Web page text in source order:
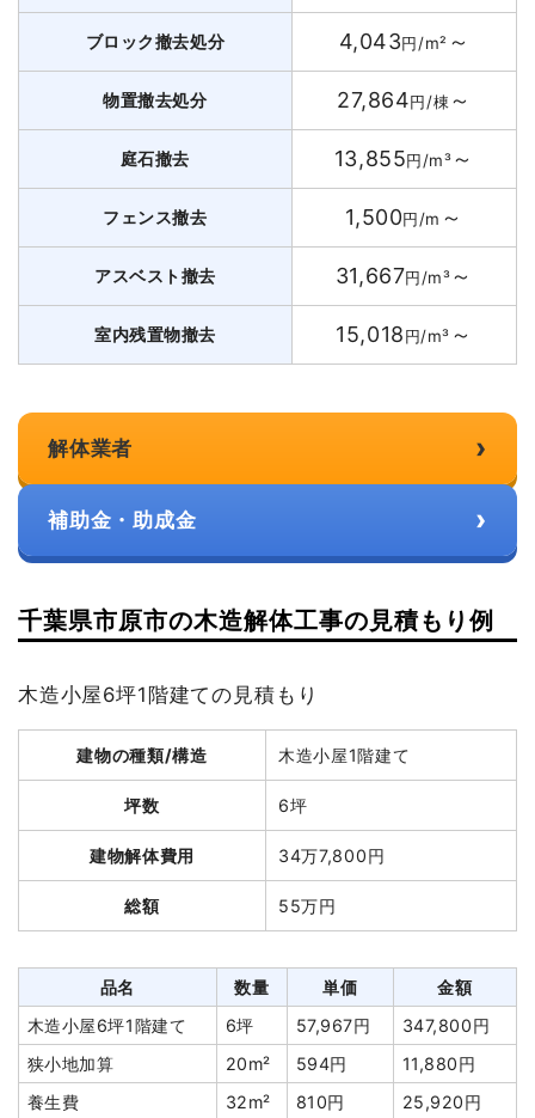
ブロック撤去処分 4,043円/m² ～
物置撤去処分 27,864円/棟～
庭石撤去 13,855円/m³～
フェンス撤去 1,500円/m ～
アスベスト撤去 31,667円/m³～
室内残置物撤去 15,018円/m³ ～
解体業者 ›
補助金・助成金 ›
千葉県市原市の木造解体工事の見積もり例
木造小屋6坪1階建ての見積もり
建物の種類/構造 木造小屋1階建て
坪数 6坪
建物解体費用 34万7,800円
総額 55万円
品名 数量 単価
金額
木造小屋6坪1階建て
6坪 57,967円
347,800円
狭小地加算
20m² 594円
11,880円
養生費
32m² 810円
25,920円